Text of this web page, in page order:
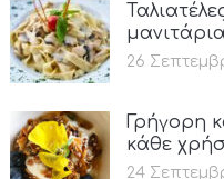
μανιτάρια
26
Γρήγορη
κάθε
24